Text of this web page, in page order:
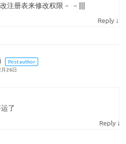
注册表来修改权限－ －|||
Reply ↓
Post author
26日
了
Reply ↓